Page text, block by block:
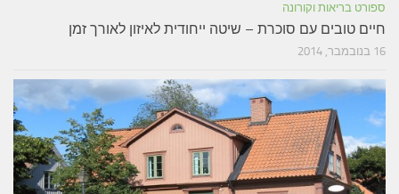
ספורט בריאות וקורונה
חיים טובים עם סוכרת – שיטה ייחודית לאיזון לאורך זמן
16 בנובמבר, 2014